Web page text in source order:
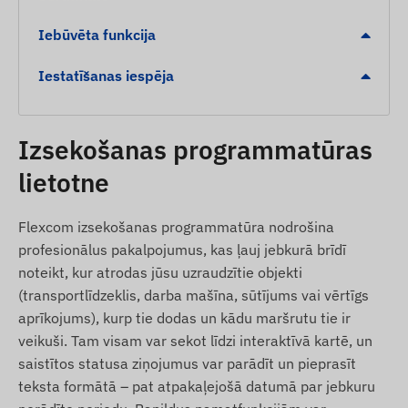
ierašanās noteiktā zonā
Iepakojuma saturs
Juneo TK913-E 4G LTE magnētiskais GPS
izsekotājs
USB uzlādes kabelis
Lietošanas pamācība
Lietošanas noteikumi
Ierīces normālai darbībai nepieciešams aktīvs
savienojums ar satelītu sistēmām un mobilo
sakaru operatoru tīklu. Datu pārraide notiek ar
tajā ievietotās (nomaināmās) mikro SIM kartes
palīdzību, un aktuālajai atrašanās vietai varat
sekot līdzi mobilajā lietotnē vai datorā.
Iebūvēta funkcija
Iestatīšanas iespēja
Izsekošanas programmatūras
lietotne
Flexcom izsekošanas programmatūra nodrošina
profesionālus pakalpojumus, kas ļauj jebkurā brīdī
noteikt, kur atrodas jūsu uzraudzītie objekti
(transportlīdzeklis, darba mašīna, sūtījums vai vērtīgs
aprīkojums), kurp tie dodas un kādu maršrutu tie ir
veikuši. Tam visam var sekot līdzi interaktīvā kartē, un
saistītos statusa ziņojumus var parādīt un pieprasīt
teksta formātā – pat atpakaļejošā datumā par jebkuru